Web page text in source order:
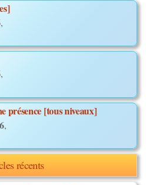
,
,
présence [tous niveaux]
,
récents